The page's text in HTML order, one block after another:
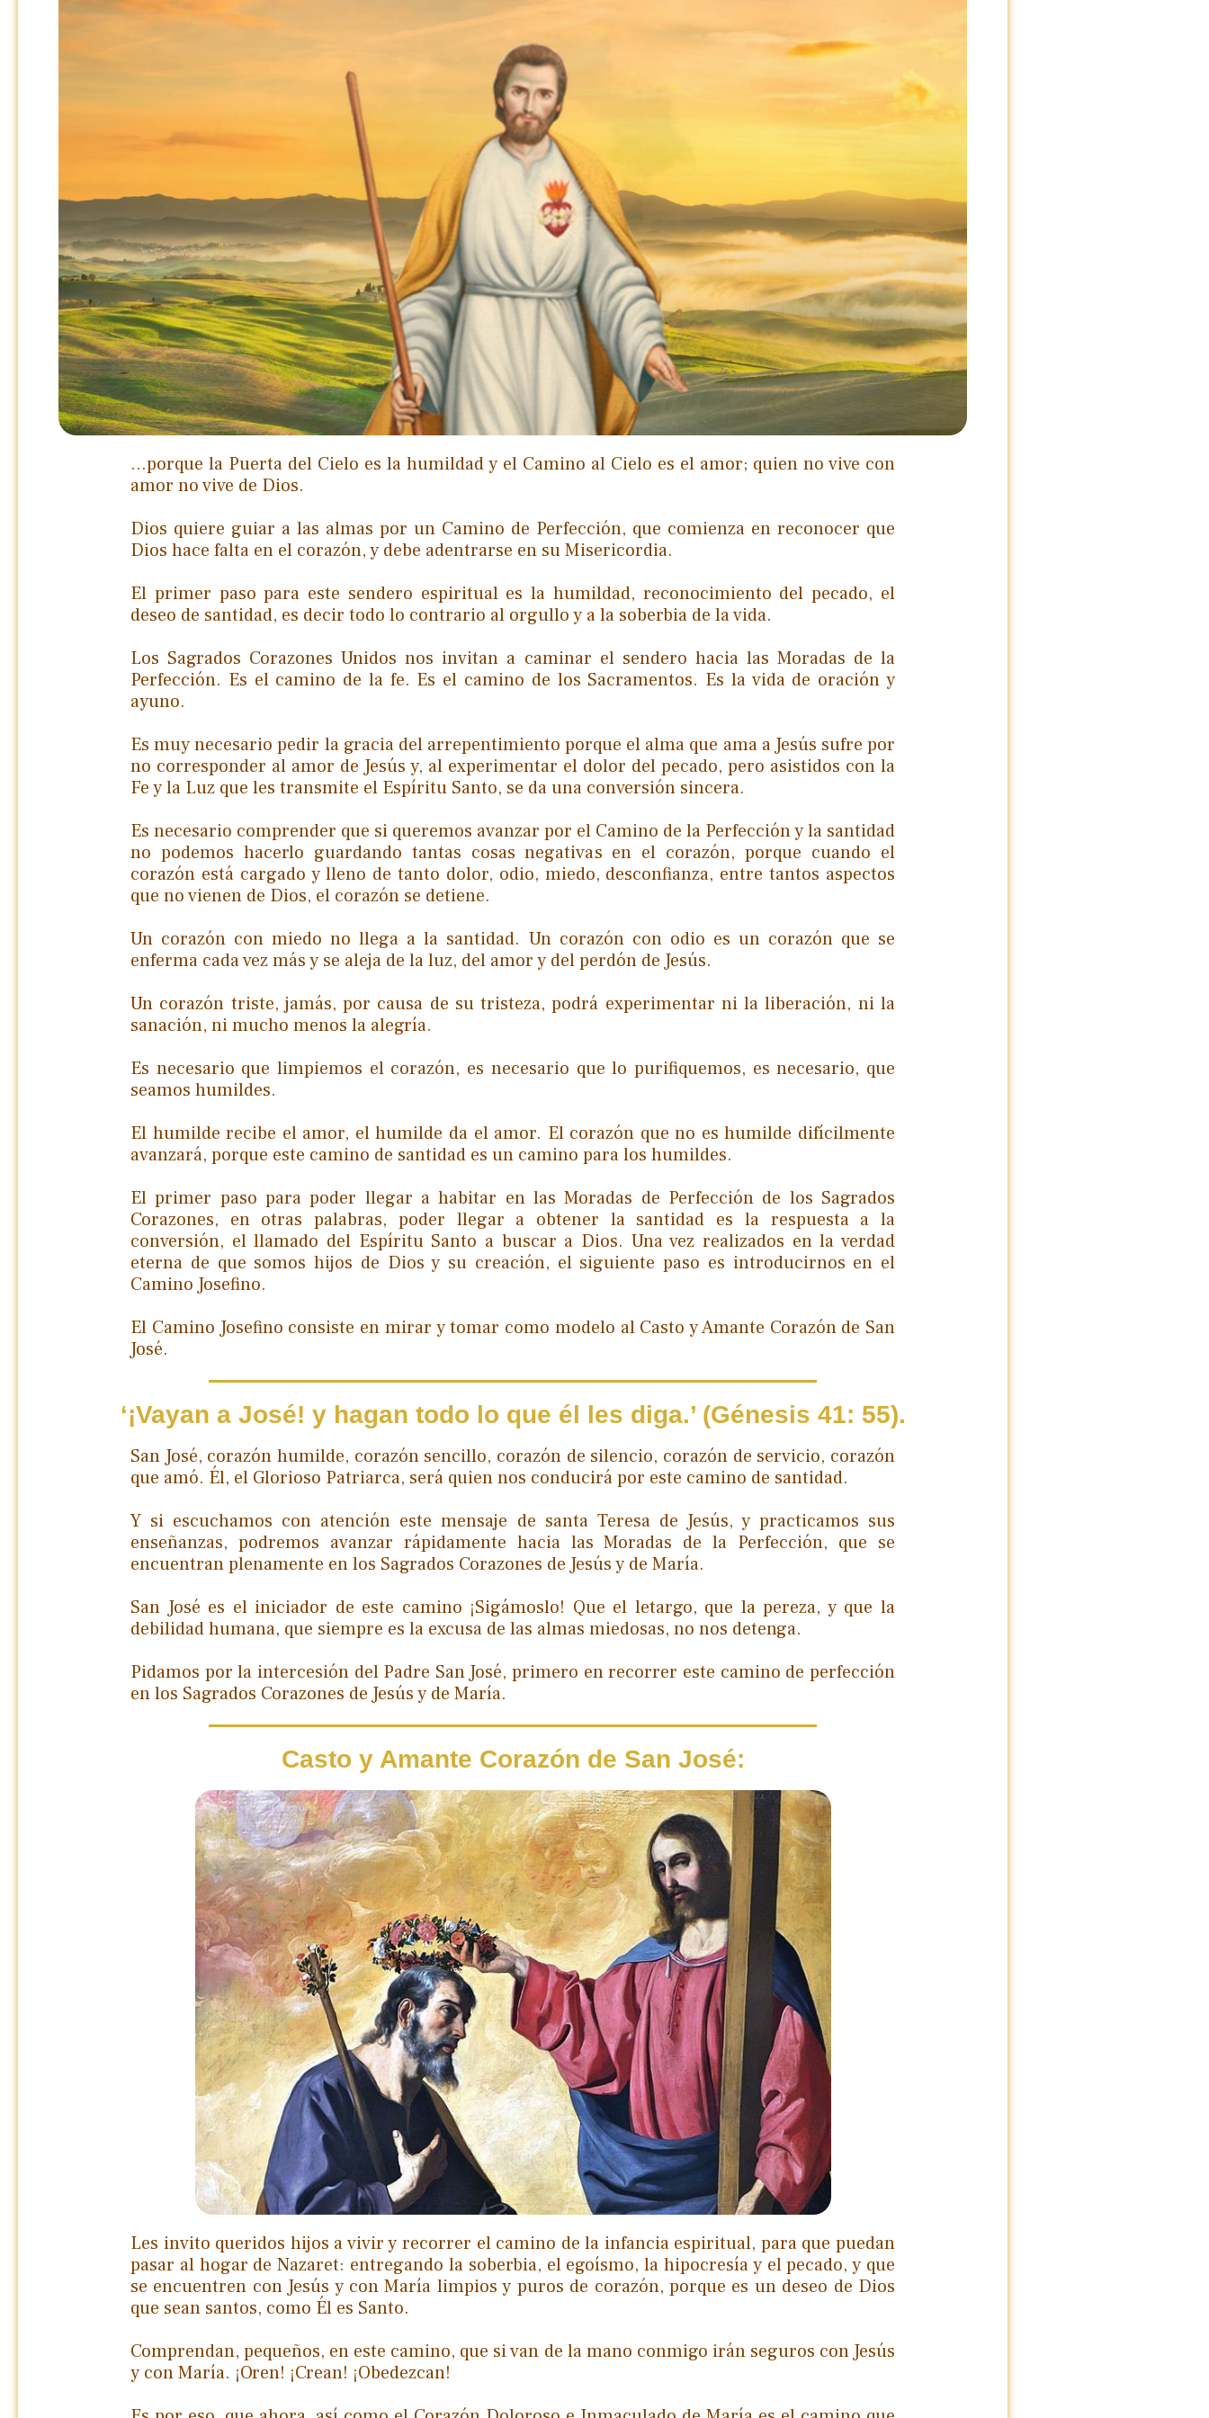
…porque la Puerta del Cielo es la humildad y el Camino al Cielo es el amor; quien no vive con
amor no vive de Dios.
Dios quiere guiar a las almas por un Camino de Perfección, que comienza en reconocer que
Dios hace falta en el corazón, y debe adentrarse en su Misericordia.
El primer paso para este sendero espiritual es la humildad, reconocimiento del pecado, el
deseo de santidad, es decir todo lo contrario al orgullo y a la soberbia de la vida.
Los Sagrados Corazones Unidos nos invitan a caminar el sendero hacia las Moradas de la
Perfección. Es el camino de la fe. Es el camino de los Sacramentos. Es la vida de oración y
ayuno.
Es muy necesario pedir la gracia del arrepentimiento porque el alma que ama a Jesús sufre por
no corresponder al amor de Jesús y, al experimentar el dolor del pecado, pero asistidos con la
Fe y la Luz que les transmite el Espíritu Santo, se da una conversión sincera.
Es necesario comprender que si queremos avanzar por el Camino de la Perfección y la santidad
no podemos hacerlo guardando tantas cosas negativas en el corazón, porque cuando el
corazón está cargado y lleno de tanto dolor, odio, miedo, desconfianza, entre tantos aspectos
que no vienen de Dios, el corazón se detiene.
Un corazón con miedo no llega a la santidad. Un corazón con odio es un corazón que se
enferma cada vez más y se aleja de la luz, del amor y del perdón de Jesús.
Un corazón triste, jamás, por causa de su tristeza, podrá experimentar ni la liberación, ni la
sanación, ni mucho menos la alegría.
Es necesario que limpiemos el corazón, es necesario que lo purifiquemos, es necesario, que
seamos humildes.
El humilde recibe el amor, el humilde da el amor. El corazón que no es humilde difícilmente
avanzará, porque este camino de santidad es un camino para los humildes.
El primer paso para poder llegar a habitar en las Moradas de Perfección de los Sagrados
Corazones, en otras palabras, poder llegar a obtener la santidad es la respuesta a la
conversión, el llamado del Espíritu Santo a buscar a Dios. Una vez realizados en la verdad
eterna de que somos hijos de Dios y su creación, el siguiente paso es introducirnos en el
Camino Josefino.
El Camino Josefino consiste en mirar y tomar como modelo al Casto y Amante Corazón de San
José.
‘¡Vayan a José! y hagan todo lo que él les diga.’ (Génesis 41: 55).
San José, corazón humilde, corazón sencillo, corazón de silencio, corazón de servicio, corazón
que amó. Él, el Glorioso Patriarca, será quien nos conducirá por este camino de santidad.
Y si escuchamos con atención este mensaje de santa Teresa de Jesús, y practicamos sus
enseñanzas, podremos avanzar rápidamente hacia las Moradas de la Perfección, que se
encuentran plenamente en los Sagrados Corazones de Jesús y de María.
San José es el iniciador de este camino ¡Sigámoslo! Que el letargo, que la pereza, y que la
debilidad humana, que siempre es la excusa de las almas miedosas, no nos detenga.
Pidamos por la intercesión del Padre San José, primero en recorrer este camino de perfección
en los Sagrados Corazones de Jesús y de María.
Casto y Amante Corazón de San José:
Les invito queridos hijos a vivir y recorrer el camino de la infancia espiritual, para que puedan
pasar al hogar de Nazaret: entregando la soberbia, el egoísmo, la hipocresía y el pecado, y que
se encuentren con Jesús y con María limpios y puros de corazón, porque es un deseo de Dios
que sean santos, como Él es Santo.
Comprendan, pequeños, en este camino, que si van de la mano conmigo irán seguros con Jesús
y con María. ¡Oren! ¡Crean! ¡Obedezcan!